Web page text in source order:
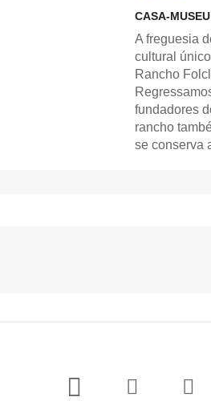
CASA-
A freguesia
cultural
Rancho
fundadores
rancho
se conserva